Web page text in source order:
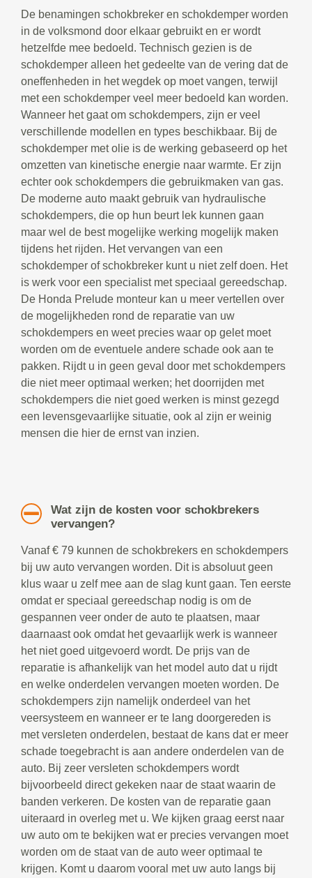
De benamingen schokbreker en schokdemper worden
in de volksmond door elkaar gebruikt en er wordt
hetzelfde mee bedoeld. Technisch gezien is de
schokdemper alleen het gedeelte van de vering dat de
oneffenheden in het wegdek op moet vangen, terwijl
met een schokdemper veel meer bedoeld kan worden.
Wanneer het gaat om schokdempers, zijn er veel
verschillende modellen en types beschikbaar. Bij de
schokdemper met olie is de werking gebaseerd op het
omzetten van kinetische energie naar warmte. Er zijn
echter ook schokdempers die gebruikmaken van gas.
De moderne auto maakt gebruik van hydraulische
schokdempers, die op hun beurt lek kunnen gaan
maar wel de best mogelijke werking mogelijk maken
tijdens het rijden. Het vervangen van een
schokdemper of schokbreker kunt u niet zelf doen. Het
is werk voor een specialist met speciaal gereedschap.
De Honda Prelude monteur kan u meer vertellen over
de mogelijkheden rond de reparatie van uw
schokdempers en weet precies waar op gelet moet
worden om de eventuele andere schade ook aan te
pakken. Rijdt u in geen geval door met schokdempers
die niet meer optimaal werken; het doorrijden met
schokdempers die niet goed werken is minst gezegd
een levensgevaarlijke situatie, ook al zijn er weinig
mensen die hier de ernst van inzien.
Wat zijn de kosten voor schokbrekers
vervangen?
Vanaf € 79 kunnen de schokbrekers en schokdempers
bij uw auto vervangen worden. Dit is absoluut geen
klus waar u zelf mee aan de slag kunt gaan. Ten eerste
omdat er speciaal gereedschap nodig is om de
gespannen veer onder de auto te plaatsen, maar
daarnaast ook omdat het gevaarlijk werk is wanneer
het niet goed uitgevoerd wordt. De prijs van de
reparatie is afhankelijk van het model auto dat u rijdt
en welke onderdelen vervangen moeten worden. De
schokdempers zijn namelijk onderdeel van het
veersysteem en wanneer er te lang doorgereden is
met versleten onderdelen, bestaat de kans dat er meer
schade toegebracht is aan andere onderdelen van de
auto. Bij zeer versleten schokdempers wordt
bijvoorbeeld direct gekeken naar de staat waarin de
banden verkeren. De kosten van de reparatie gaan
uiteraard in overleg met u. We kijken graag eerst naar
uw auto om te bekijken wat er precies vervangen moet
worden om de staat van de auto weer optimaal te
krijgen. Komt u daarom vooral met uw auto langs bij